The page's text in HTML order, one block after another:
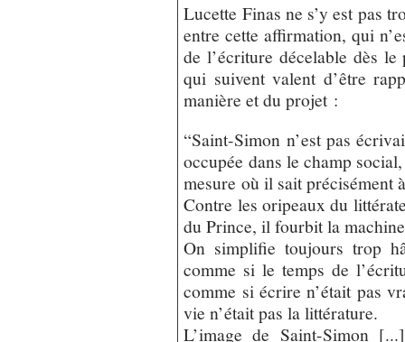
Lucette Finas ne s’y est pas
entre cette affirmation, qui
de l’écriture décelable dès
qui suivent valent d’être
manière et du projet :
“Saint-Simon n’est pas
occupée dans le champ
mesure où il sait précisément
Contre les oripeaux du
du Prince, il fourbit la
On simplifie toujours trop
comme si le temps de
comme si écrire n’était pas
vie n’était pas la littérature.
L’image de Saint-Simon